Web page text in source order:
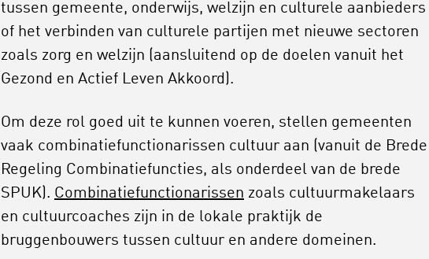
tussen gemeente, onderwijs, welzijn en culturele aanbieders
of het verbinden van culturele partijen met nieuwe sectoren
zoals zorg en welzijn (aansluitend op de doelen vanuit het
Gezond en Actief Leven Akkoord).
Om deze rol goed uit te kunnen voeren, stellen gemeenten
vaak combinatiefunctionarissen cultuur aan (vanuit de Brede
Regeling Combinatiefuncties, als onderdeel van de brede
SPUK). Combinatiefunctionarissen zoals cultuurmakelaars
en cultuurcoaches zijn in de lokale praktijk de
bruggenbouwers tussen cultuur en andere domeinen.